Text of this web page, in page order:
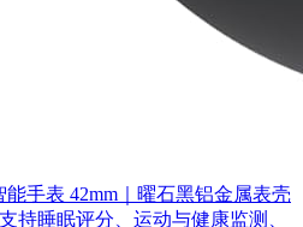
能手表 42mm｜曜石黑铝金属表壳
持睡眠评分、运动与健康监测、